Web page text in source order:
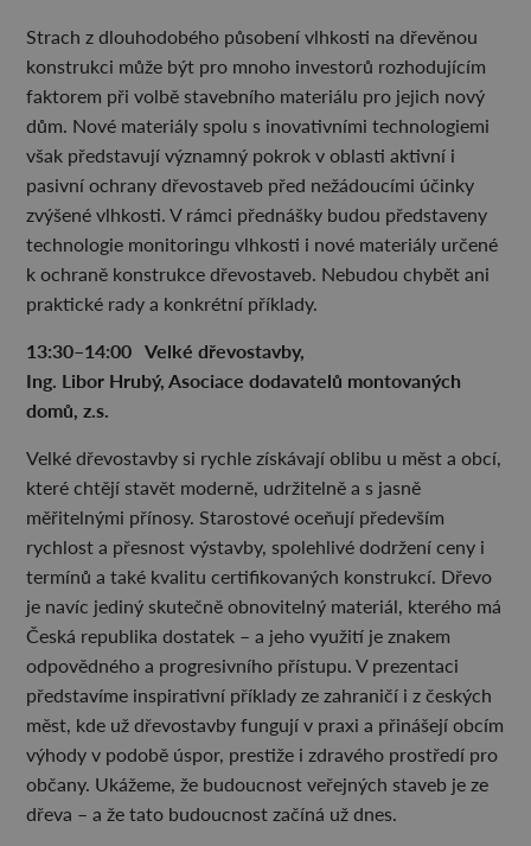
Strach z dlouhodobého působení vlhkosti na dřevěnou
konstrukci může být pro mnoho investorů rozhodujícím
faktorem při volbě stavebního materiálu pro jejich nový
dům. Nové materiály spolu s inovativními technologiemi
však představují významný pokrok v oblasti aktivní i
pasivní ochrany dřevostaveb před nežádoucími účinky
zvýšené vlhkosti. V rámci přednášky budou představeny
technologie monitoringu vlhkosti i nové materiály určené
k ochraně konstrukce dřevostaveb. Nebudou chybět ani
praktické rady a konkrétní příklady.
13:30–14:00 Velké dřevostavby,
Ing. Libor Hrubý, Asociace dodavatelů montovaných
domů, z.s.
Velké dřevostavby si rychle získávají oblibu u měst a obcí,
které chtějí stavět moderně, udržitelně a s jasně
měřitelnými přínosy. Starostové oceňují především
rychlost a přesnost výstavby, spolehlivé dodržení ceny i
termínů a také kvalitu certifikovaných konstrukcí. Dřevo
je navíc jediný skutečně obnovitelný materiál, kterého má
Česká republika dostatek – a jeho využití je znakem
odpovědného a progresivního přístupu. V prezentaci
představíme inspirativní příklady ze zahraničí i z českých
měst, kde už dřevostavby fungují v praxi a přinášejí obcím
výhody v podobě úspor, prestiže i zdravého prostředí pro
občany. Ukážeme, že budoucnost veřejných staveb je ze
dřeva – a že tato budoucnost začíná už dnes.